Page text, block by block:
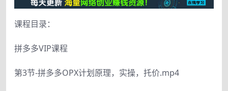
课程目录：
拼多多VIP课程
第3节-拼多多OPX计划原理，实操，托价.mp4